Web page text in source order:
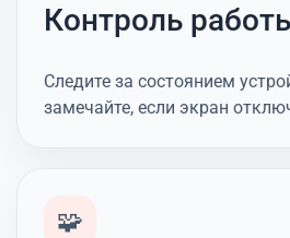
Контроль
Следите за состоянием
замечайте, если экран
🧩